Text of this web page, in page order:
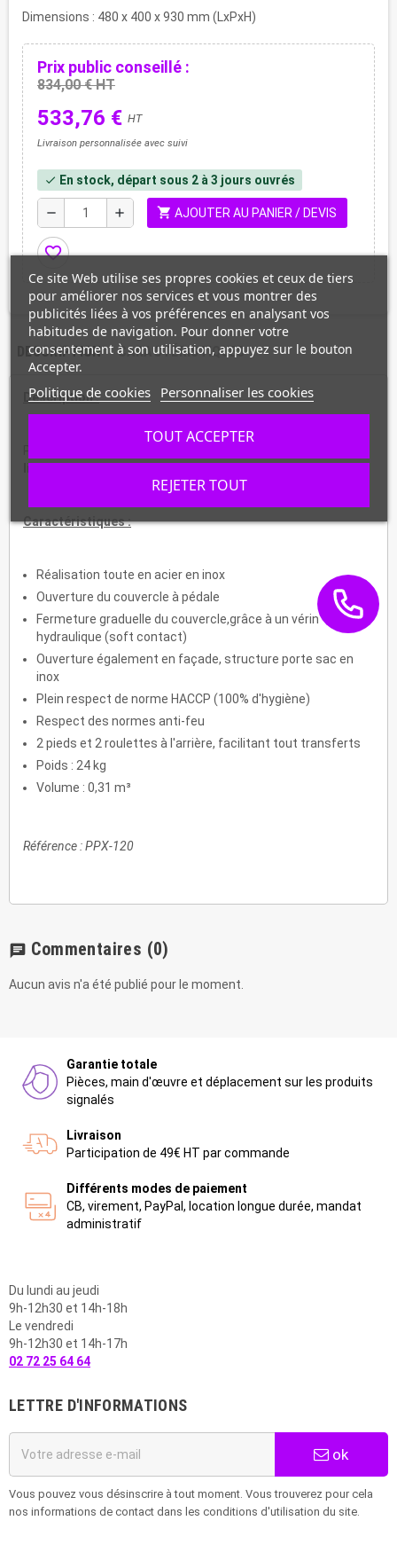
Dimensions : 480 x 400 x 930 mm (LxPxH)
Prix public conseillé :
834,00 € HT
533,76 € HT
Livraison personnalisée avec suivi
check En stock, départ sous 2 à 3 jours ouvrés
remove add shopping_cart AJOUTER AU PANIER / DEVIS
favorite_border
DESCRIPTION CARACTÉRISTIQUES
Description :
Caractéristiques :
Réalisation toute en acier en inox
Ouverture du couvercle à pédale
Fermeture graduelle du couvercle,grâce à un vérin
hydraulique (soft contact)
Ouverture également en façade, structure porte sac en
inox
Plein respect de norme HACCP (100% d'hygiène)
Respect des normes anti-feu
2 pieds et 2 roulettes à l'arrière, facilitant tout transferts
Poids : 24 kg
Volume : 0,31 m³
Référence : PPX-120
chat Commentaires (0)
Aucun avis n'a été publié pour le moment.
Garantie totale
Pièces, main d'œuvre et déplacement sur les produits
signalés
Livraison
Participation de 49€ HT par commande
Différents modes de paiement
CB, virement, PayPal, location longue durée, mandat
administratif
Du lundi au jeudi
9h-12h30 et 14h-18h
Le vendredi
9h-12h30 et 14h-17h
02 72 25 64 64
LETTRE D'INFORMATIONS
ok
Vous pouvez vous désinscrire à tout moment. Vous trouverez pour cela
nos informations de contact dans les conditions d'utilisation du site.
Ce site Web utilise ses propres cookies et ceux de tiers
pour améliorer nos services et vous montrer des
publicités liées à vos préférences en analysant vos
habitudes de navigation. Pour donner votre
consentement à son utilisation, appuyez sur le bouton
Accepter.
Politique de cookies Personnaliser les cookies
REJETER TOUT
TOUT ACCEPTER